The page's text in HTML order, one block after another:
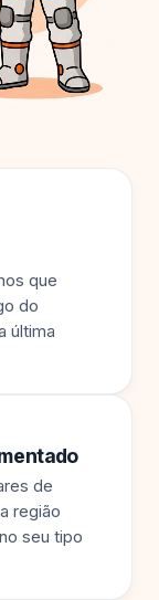
que
do
última
de
região
seu tipo